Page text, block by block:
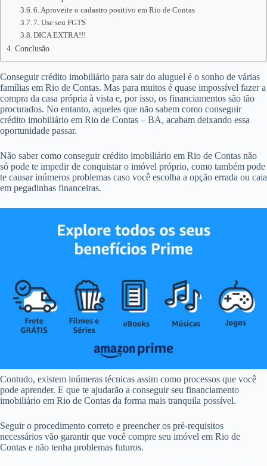
6. Aproveite o cadastro positivo em Rio de Contas
7. Use seu FGTS
DICA EXTRA!!!
Conclusão
Conseguir crédito imobiliário para sair do aluguel é o sonho de várias
famílias em Rio de Contas. Mas para muitos é quase impossível fazer a
compra da casa própria à vista e, por isso, os financiamentos são tão
procurados. No entanto, aqueles que não sabem como conseguir
crédito imobiliário em Rio de Contas – BA, acabam deixando essa
oportunidade passar.
Não saber como conseguir crédito imobiliário em Rio de Contas não
só pode te impedir de conquistar o imóvel próprio, como também pode
te causar inúmeros problemas caso você escolha a opção errada ou caia
em pegadinhas financeiras.
Contudo, existem inúmeras técnicas assim como processos que você
pode aprender. E que te ajudarão a conseguir seu financiamento
imobiliário em Rio de Contas da forma mais tranquila possível.
Seguir o procedimento correto e preencher os pré-requisitos
necessários vão garantir que você compre seu imóvel em Rio de
Contas e não tenha problemas futuros.